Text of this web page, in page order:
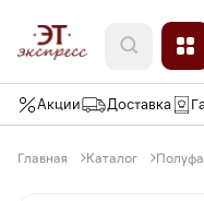
Акции Доставка
Главная Каталог